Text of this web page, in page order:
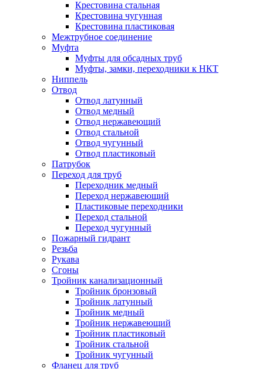
Крестовина стальная
Крестовина чугунная
Крестовина пластиковая
Межтрубное соединение
Муфта
Муфты для обсадных труб
Муфты, замки, переходники к НКТ
Ниппель
Отвод
Отвод латунный
Отвод медный
Отвод нержавеющий
Отвод стальной
Отвод чугунный
Отвод пластиковый
Патрубок
Переход для труб
Переходник медный
Переход нержавеющий
Пластиковые переходники
Переход стальной
Переход чугунный
Пожарный гидрант
Резьба
Рукава
Сгоны
Тройник канализационный
Тройник бронзовый
Тройник латунный
Тройник медный
Тройник нержавеющий
Тройник пластиковый
Тройник стальной
Тройник чугунный
Фланец для труб